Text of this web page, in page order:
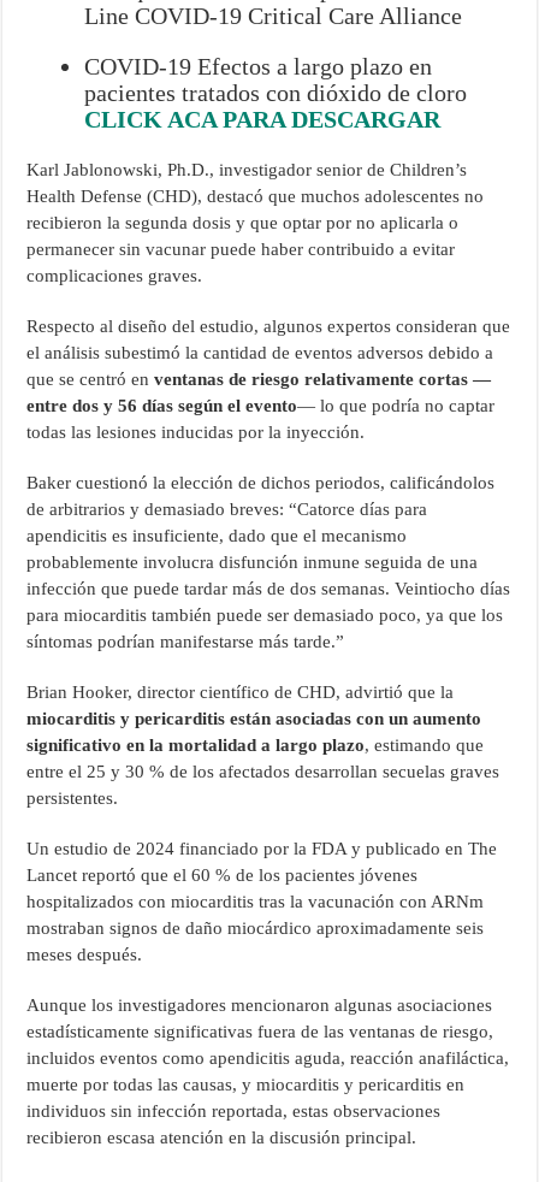
Line COVID-19 Critical Care Alliance
COVID-19 Efectos a largo plazo en
pacientes tratados con dióxido de cloro
CLICK ACA PARA DESCARGAR
Karl Jablonowski, Ph.D., investigador senior de Children’s
Health Defense (CHD), destacó que muchos adolescentes no
recibieron la segunda dosis y que optar por no aplicarla o
permanecer sin vacunar puede haber contribuido a evitar
complicaciones graves.
Respecto al diseño del estudio, algunos expertos consideran que
el análisis subestimó la cantidad de eventos adversos debido a
que se centró enventanas de riesgo relativamente cortas —
entre dos y 56 días según el evento— lo que podría no captar
todas las lesiones inducidas por la inyección.
Baker cuestionó la elección de dichos periodos, calificándolos
de arbitrarios y demasiado breves: “Catorce días para
apendicitis es insuficiente, dado que el mecanismo
probablemente involucra disfunción inmune seguida de una
infección que puede tardar más de dos semanas. Veintiocho días
para miocarditis también puede ser demasiado poco, ya que los
síntomas podrían manifestarse más tarde.”
Brian Hooker, director científico de CHD, advirtió que la
miocarditis y pericarditis están asociadas con un aumento
significativo en la mortalidad a largo plazo, estimando que
entre el 25 y 30 % de los afectados desarrollan secuelas graves
persistentes.
Un estudio de 2024 financiado por la FDA y publicado en The
Lancet reportó que el 60 % de los pacientes jóvenes
hospitalizados con miocarditis tras la vacunación con ARNm
mostraban signos de daño miocárdico aproximadamente seis
meses después.
Aunque los investigadores mencionaron algunas asociaciones
estadísticamente significativas fuera de las ventanas de riesgo,
incluidos eventos como apendicitis aguda, reacción anafiláctica,
muerte por todas las causas, y miocarditis y pericarditis en
individuos sin infección reportada, estas observaciones
recibieron escasa atención en la discusión principal.